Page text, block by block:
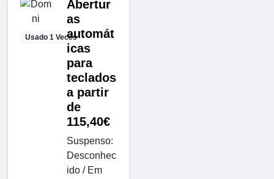
Usado 1 Veces
Abertur
as
automát
icas
para
teclados
a partir
de
115,40€
Suspenso:
Desconhec
ido / Em